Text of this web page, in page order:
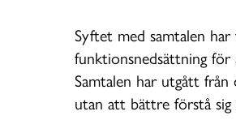
Syftet med samtalen
funktionsnedsättning
Samtalen har utgått
utan att bättre förstå sig